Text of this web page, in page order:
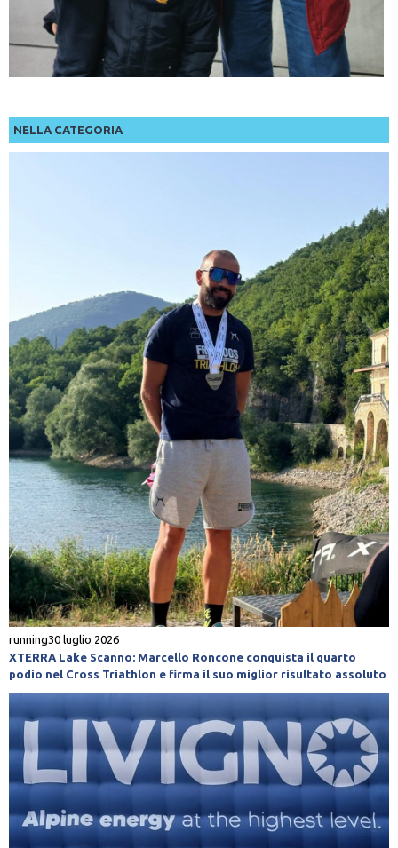
NELLA CATEGORIA
running30 luglio 2026
XTERRA Lake Scanno: Marcello Roncone conquista il quarto
podio nel Cross Triathlon e firma il suo miglior risultato assoluto